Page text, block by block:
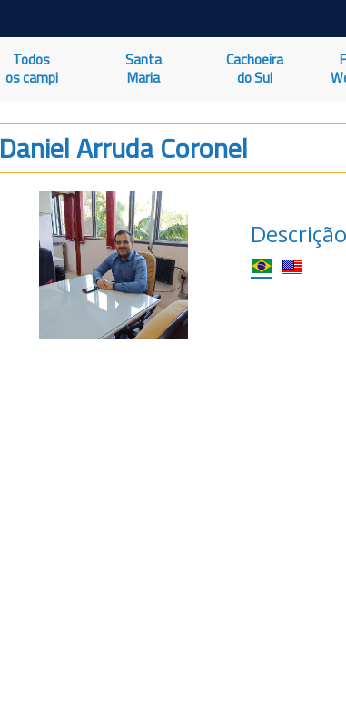
Todos
os campi
Santa
Maria
Cachoeira
do Sul
Daniel Arruda Coronel